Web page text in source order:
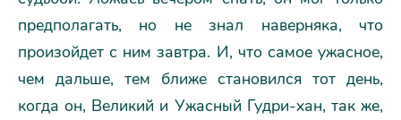
предполагать, но не знал наверняка, что
произойдет с ним завтра. И, что самое ужасное,
чем дальше, тем ближе становился тот день,
когда он, Великий и Ужасный Гудри-хан, так же,